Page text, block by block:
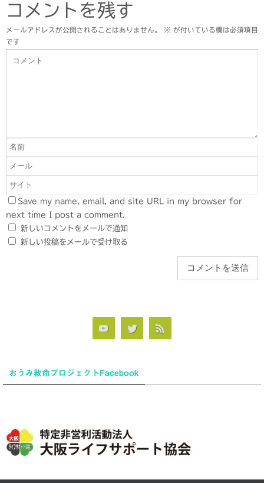
コメントを残す
メールアドレスが公開されることはありません。 ※ が付いている欄は必須項目
です
Save my name, email, and site URL in my browser for
next time I post a comment.
新しいコメントをメールで通知
新しい投稿をメールで受け取る
おうみ救命プロジェクトFacebook